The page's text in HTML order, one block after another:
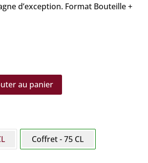
d’exception. Format Bouteille +
au panier
Coffret - 75 CL